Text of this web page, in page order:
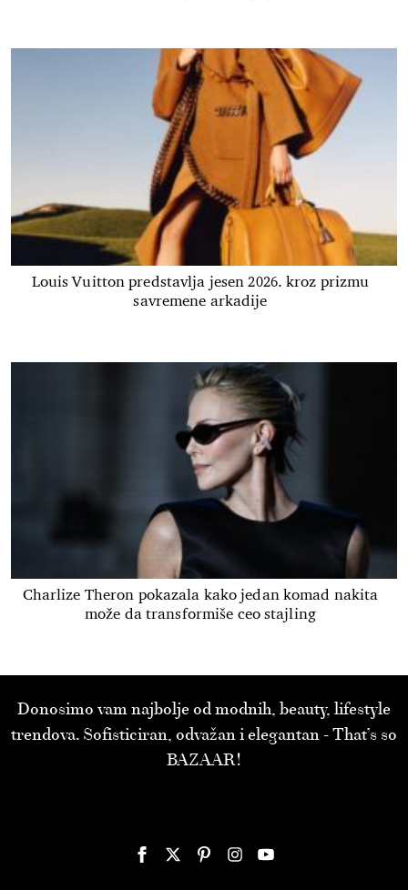
Louis Vuitton predstavlja jesen 2026. kroz prizmu
savremene arkadije
Charlize Theron pokazala kako jedan komad nakita
može da transformiše ceo stajling
Donosimo vam najbolje od modnih, beauty, lifestyle
trendova. Sofisticiran, odvažan i elegantan - That’s so
BAZAAR!